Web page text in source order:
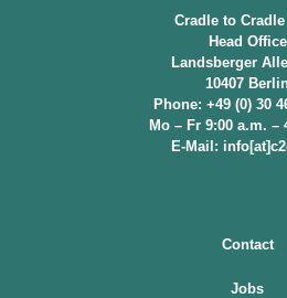
Cradle to Cradle
Head Office
Landsberger
10407
Phone: +49 (0) 30
Mo – Fr 9:00 a.m. –
E-Mail:
Contact
Jobs